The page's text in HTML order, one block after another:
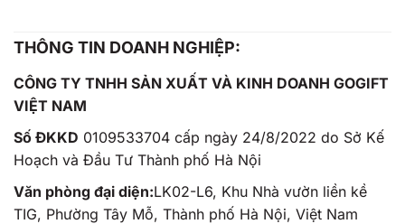
THÔNG TIN DOANH NGHIỆP:
CÔNG TY TNHH SẢN XUẤT VÀ KINH DOANH GOGIFT
VIỆT NAM
Số ĐKKD 0109533704 cấp ngày 24/8/2022 do Sở Kế
Hoạch và Đầu Tư Thành phố Hà Nội
Văn phòng đại diện:LK02-L6, Khu Nhà vườn liền kề
TIG, Phường Tây Mỗ, Thành phố Hà Nội, Việt Nam